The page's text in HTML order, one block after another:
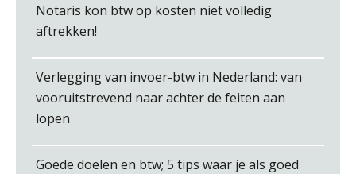
Jan van Wijngaarden
Tim van Wordragen
Notaris kon btw op kosten niet volledig
aftrekken!
Verlegging van invoer-btw in Nederland: van
vooruitstrevend naar achter de feiten aan
lopen
Goede doelen en btw; 5 tips waar je als goed